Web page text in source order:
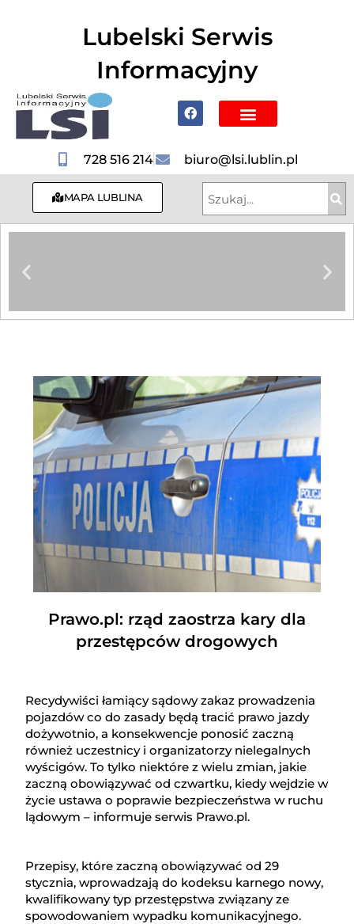
Lubelski Serwis
Informacyjny
728 516 214 biuro@lsi.lublin.pl
MAPA LUBLINA
Prawo.pl: rząd zaostrza kary dla
przestępców drogowych
Recydywiści łamiący sądowy zakaz prowadzenia
pojazdów co do zasady będą tracić prawo jazdy
dożywotnio, a konsekwencje ponosić zaczną
również uczestnicy i organizatorzy nielegalnych
wyścigów. To tylko niektóre z wielu zmian, jakie
zaczną obowiązywać od czwartku, kiedy wejdzie w
życie ustawa o poprawie bezpieczeństwa w ruchu
lądowym – informuje serwis Prawo.pl.
Przepisy, które zaczną obowiązywać od 29
stycznia, wprowadzają do kodeksu karnego nowy,
kwalifikowany typ przestępstwa związany ze
spowodowaniem wypadku komunikacyjnego.